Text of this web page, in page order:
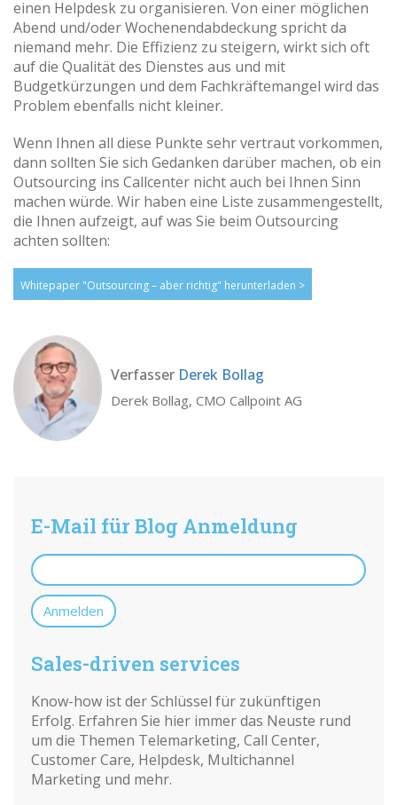
einen Helpdesk zu organisieren. Von einer möglichen
Abend und/oder Wochenendabdeckung spricht da
niemand mehr. Die Effizienz zu steigern, wirkt sich oft
auf die Qualität des Dienstes aus und mit
Budgetkürzungen und dem Fachkräftemangel wird das
Problem ebenfalls nicht kleiner.
Wenn Ihnen all diese Punkte sehr vertraut vorkommen,
dann sollten Sie sich Gedanken darüber machen, ob ein
Outsourcing ins Callcenter nicht auch bei Ihnen Sinn
machen würde. Wir haben eine Liste zusammengestellt,
die Ihnen aufzeigt, auf was Sie beim Outsourcing
achten sollten:
Whitepaper "Outsourcing – aber richtig" herunterladen >
Verfasser Derek Bollag
Derek Bollag, CMO Callpoint AG
E-Mail für Blog Anmeldung
Sales-driven services
Know-how ist der Schlüssel für zukünftigen
Erfolg. Erfahren Sie hier immer das Neuste rund
um die Themen Telemarketing, Call Center,
Customer Care, Helpdesk, Multichannel
Marketing und mehr.